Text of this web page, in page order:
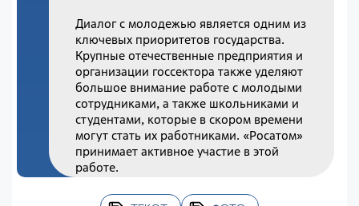
Диалог с молодежью является одним из
ключевых приоритетов государства.
Крупные отечественные предприятия и
организации госсектора также уделяют
большое внимание работе с молодыми
сотрудниками, а также школьниками и
студентами, которые в скором времени
могут стать их работниками. «Росатом»
принимает активное участие в этой
работе.